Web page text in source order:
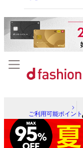
ご利用可能ポイント